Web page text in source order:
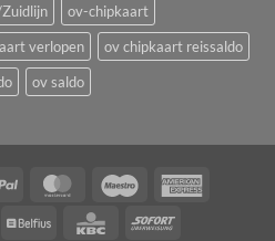
ov-chipkaart
verlopen
ov chipkaart reissaldo
ov saldo
PayPal MasterCardMaestro
Belfius KBC Sofort